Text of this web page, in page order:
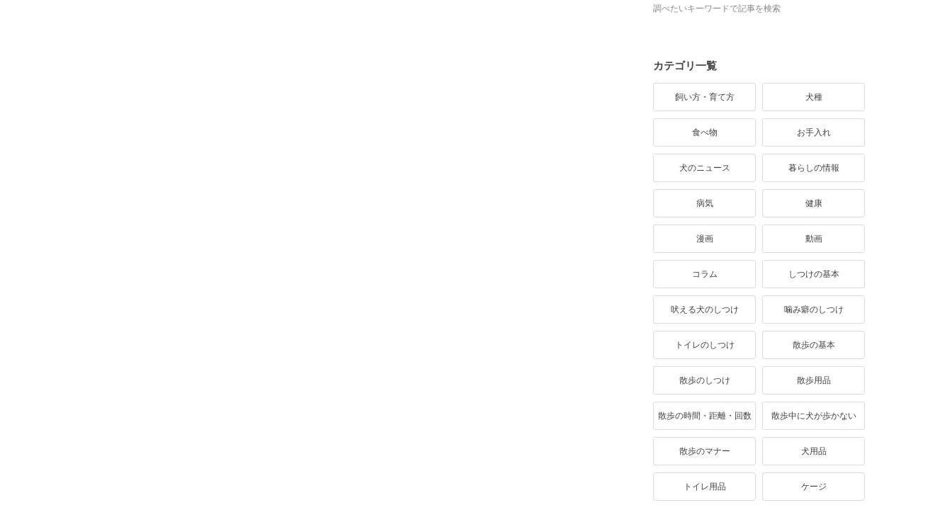
調べたいキーワードで記事を検索
カテゴリ一覧
飼い方・育て方 犬種
食べ物 お手入れ
犬のニュース 暮らしの情報
病気 健康
漫画 動画
コラム しつけの基本
吠える犬のしつけ 噛み癖のしつけ
トイレのしつけ 散歩の基本
散歩のしつけ 散歩用品
散歩の時間・距離・回数 散歩中に犬が歩かない
散歩のマナー 犬用品
トイレ用品 ケージ